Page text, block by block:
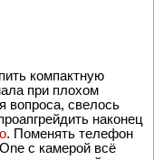
компактную
при плохом
вопроса, свелось
наконец
. Поменять телефон